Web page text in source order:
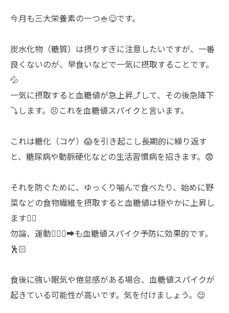
今月も三大栄養素の一つ🍚😋です。
炭水化物（糖質）は摂りすぎに注意したいですが、一番
良くないのが、早食いなどで一気に摂取することです。
💦
一気に摂取すると血糖値が急上昇⤴️して、その後急降下
⤵️します。😣これを血糖値スパイクと言います。
これは糖化（コゲ）😱を引き起こし長期的に繰り返す
と、糖尿病や動脈硬化などの生活習慣病を招きます。😨
それを防ぐために、ゆっくり噛んで食べたり、始めに野
菜などの食物繊維を摂取すると血糖値は穏やかに上昇し
ます👍🏼
勿論、運動🏃🏻‍♀️‍➡️も血糖値スパイク予防に効果的です。
🕺🏻
食後に強い眠気や倦怠感がある場合、血糖値スパイクが
起きている可能性が高いです。気を付けましょう。😌